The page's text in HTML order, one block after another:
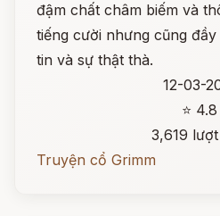
đậm chất châm biếm và
tiếng cười nhưng cũng
tin và sự thật thà.
12-03-
⭐ 4.8
3,619
Truyện cổ Grimm